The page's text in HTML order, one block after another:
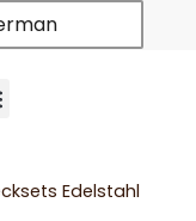
Edelstahl